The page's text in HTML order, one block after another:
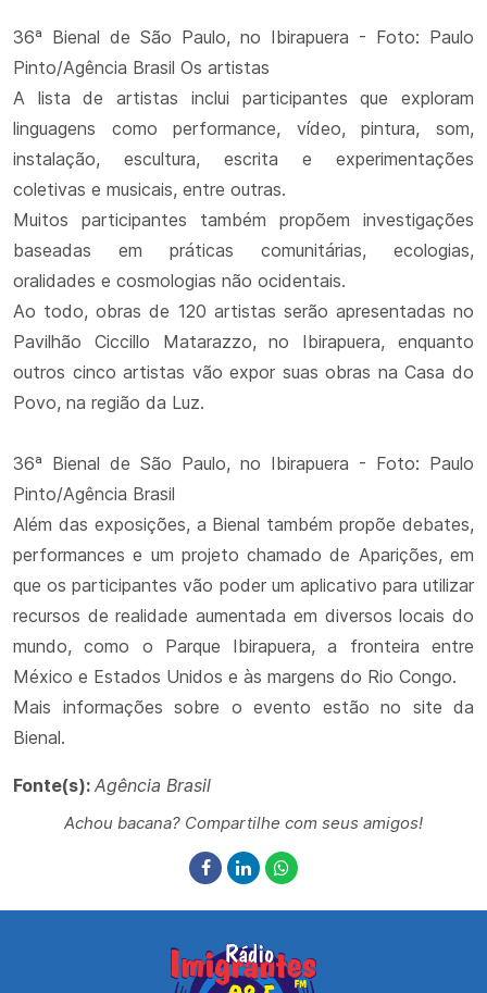
36ª Bienal de São Paulo, no Ibirapuera - Foto: Paulo
Pinto/Agência Brasil Os artistas
A lista de artistas inclui participantes que exploram
linguagens como performance, vídeo, pintura, som,
instalação, escultura, escrita e experimentações
coletivas e musicais, entre outras.
Muitos participantes também propõem investigações
baseadas em práticas comunitárias, ecologias,
oralidades e cosmologias não ocidentais.
Ao todo, obras de 120 artistas serão apresentadas no
Pavilhão Ciccillo Matarazzo, no Ibirapuera, enquanto
outros cinco artistas vão expor suas obras na Casa do
Povo, na região da Luz.
36ª Bienal de São Paulo, no Ibirapuera - Foto: Paulo
Pinto/Agência Brasil
Além das exposições, a Bienal também propõe debates,
performances e um projeto chamado de Aparições, em
que os participantes vão poder um aplicativo para utilizar
recursos de realidade aumentada em diversos locais do
mundo, como o Parque Ibirapuera, a fronteira entre
México e Estados Unidos e às margens do Rio Congo.
Mais informações sobre o evento estão no site da
Bienal.
Fonte(s): Agência Brasil
Achou bacana? Compartilhe com seus amigos!